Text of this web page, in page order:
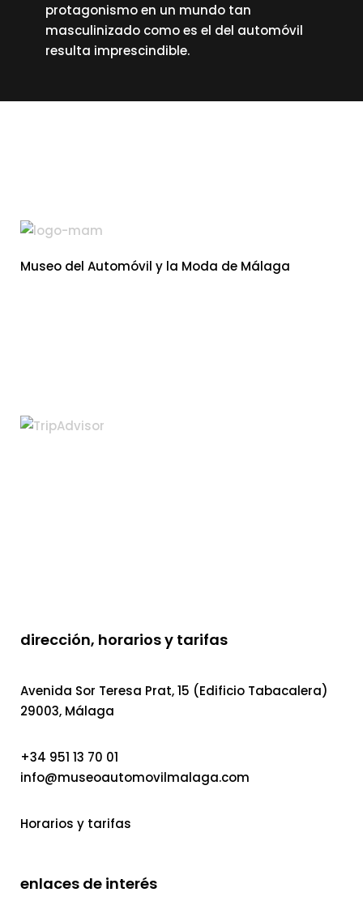
protagonismo en un mundo tan
masculinizado como es el del automóvil
resulta imprescindible.
Museo del Automóvil y la Moda de Málaga
dirección, horarios y tarifas
Avenida Sor Teresa Prat, 15 (Edificio Tabacalera)
29003, Málaga
+34 951 13 70 01
info@museoautomovilmalaga.com
Horarios y tarifas
enlaces de interés